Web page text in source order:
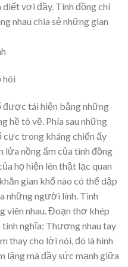
vơi đầy. Tình đồng chí
nhau chia sẻ những gian
hôi
được tái hiện bằng những
hề tô vẽ. Phía sau những
cực trong kháng chiến ấy
lửa nồng ấm của tình đồng
họ hiện lên thật lạc quan
gian khổ nào có thể dập
những người lính. Tình
viên nhau. Đoạn thơ khép
nghĩa: Thương nhau tay
thay cho lời nói, đó là hình
lặng mà đầy sức mạnh giữa